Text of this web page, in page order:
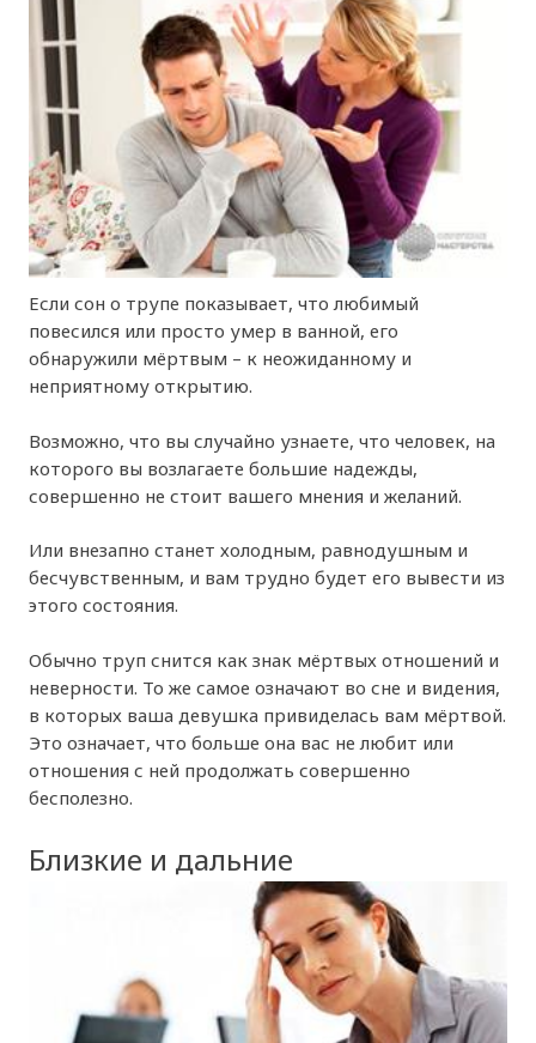
Если сон о трупе показывает, что любимый
повесился или просто умер в ванной, его
обнаружили мёртвым – к неожиданному и
неприятному открытию.
Возможно, что вы случайно узнаете, что человек, на
которого вы возлагаете большие надежды,
совершенно не стоит вашего мнения и желаний.
Или внезапно станет холодным, равнодушным и
бесчувственным, и вам трудно будет его вывести из
этого состояния.
Обычно труп снится как знак мёртвых отношений и
неверности. То же самое означают во сне и видения,
в которых ваша девушка привиделась вам мёртвой.
Это означает, что больше она вас не любит или
отношения с ней продолжать совершенно
бесполезно.
Близкие и дальние